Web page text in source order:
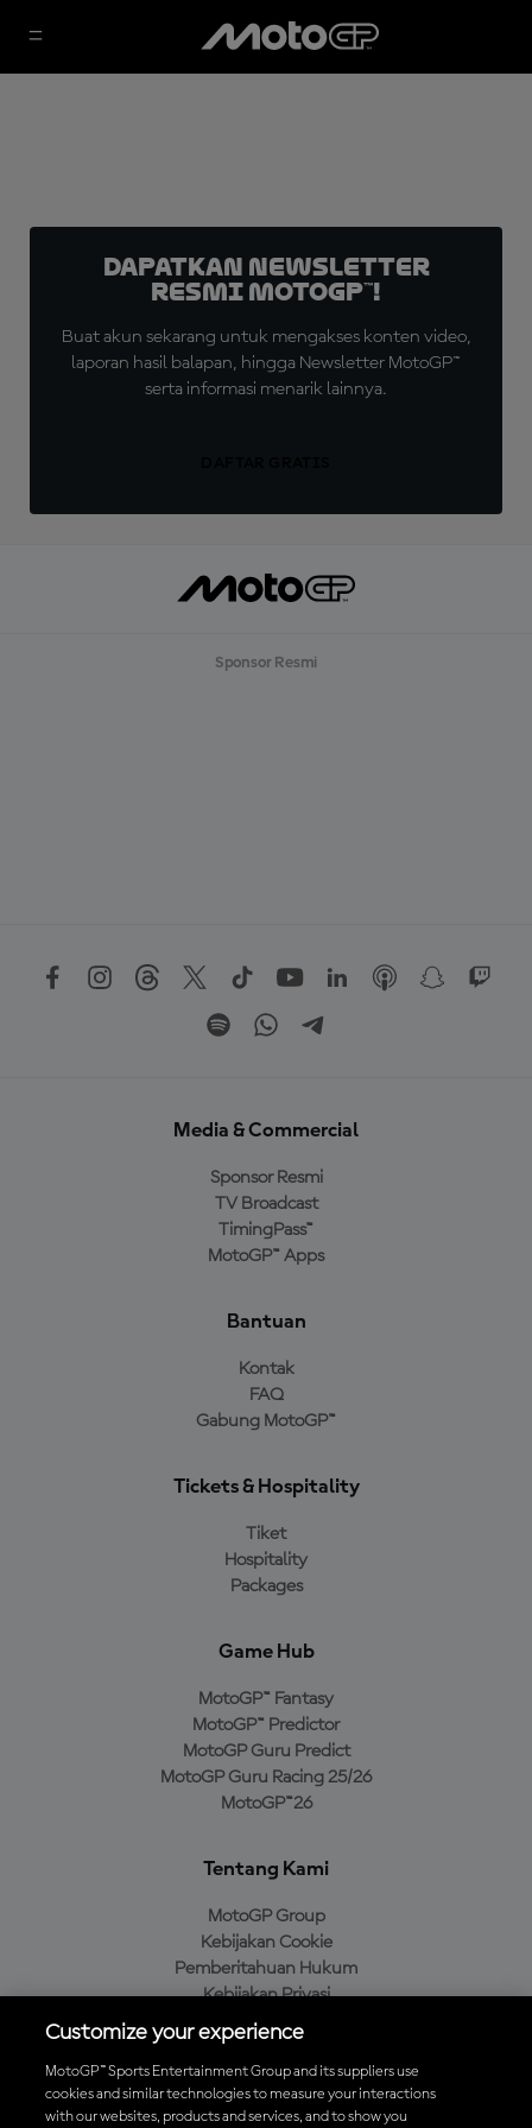
Dapatkan Newsletter
Resmi MotoGP™!
Buat akun sekarang untuk mengakses konten video,
laporan hasil balapan, hingga Newsletter MotoGP™
serta informasi menarik lainnya.
Sponsor Resmi
Media & Commercial
Sponsor Resmi
TV Broadcast
TimingPass™
MotoGP™ Apps
Bantuan
Kontak
FAQ
Gabung MotoGP™
Tickets & Hospitality
Tiket
Hospitality
Packages
Game Hub
MotoGP™ Fantasy
MotoGP™ Predictor
MotoGP Guru Predict
MotoGP Guru Racing 25/26
MotoGP™26
Tentang Kami
MotoGP Group
Kebijakan Cookie
Pemberitahuan Hukum
Kebijakan Privasi
Kebijakan Pembelian
Unduh Aplikasi Resmi MotoGP™
Customize your experience
MotoGP™ Sports Entertainment Group and its suppliers use
cookies and similar technologies to measure your interactions
with our websites, products and services, and to show you